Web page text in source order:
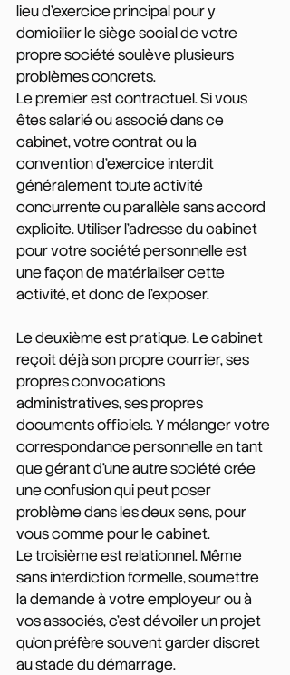
lieu d'exercice principal pour y
domicilier le siège social de votre
propre société soulève plusieurs
problèmes concrets.
Le premier est contractuel. Si vous
êtes salarié ou associé dans ce
cabinet, votre contrat ou la
convention d'exercice interdit
généralement toute activité
concurrente ou parallèle sans accord
explicite. Utiliser l'adresse du cabinet
pour votre société personnelle est
une façon de matérialiser cette
activité, et donc de l'exposer.
Le deuxième est pratique. Le cabinet
reçoit déjà son propre courrier, ses
propres convocations
administratives, ses propres
documents officiels. Y mélanger votre
correspondance personnelle en tant
que gérant d'une autre société crée
une confusion qui peut poser
problème dans les deux sens, pour
vous comme pour le cabinet.
Le troisième est relationnel. Même
sans interdiction formelle, soumettre
la demande à votre employeur ou à
vos associés, c'est dévoiler un projet
qu'on préfère souvent garder discret
au stade du démarrage.